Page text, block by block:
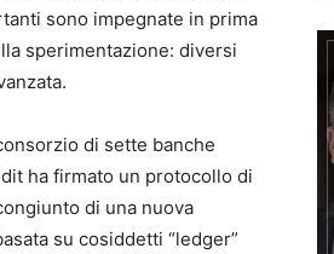
sono impegnate in prima
sperimentazione: diversi
di sette banche
ha firmato un protocollo di
di una nuova
su cosiddetti “ledger”